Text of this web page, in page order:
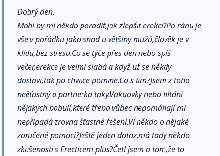
Dobrý den.
Mohl by mi někdo poradit,jak zlepšit erekci?Po ránu je
vše v pořádku jako snad u většiny mužů,člověk je v
klidu,bez stresu.Co se týče přes den nebo spíš
večer,erekce je velmi slabá a když už se někdy
dostaví,tak po chvilce pomine.Co s tím?Jsem z toho
neěťastný a partnerka taky.Vakuovky nebo hltání
nějakých bobulí,které třeba vůbec nepomáhají mi
nepřipadá zrovna šťastné řešení.Ví někdo o nějaké
zaručené pomoci?Ještě jeden dotaz,má tady někdo
zkušenosti s Erecticem plus?Četl jsem o tom,že to